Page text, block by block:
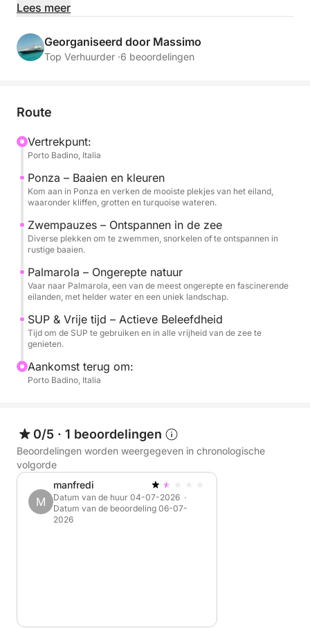
kristalhelder water en spectaculaire landschappen,
waarbij u afwisselend geniet van schilderachtige
kleuren en iconische baaien, terwijl Palmarola u zal
Gedurende de dag kunt u ontspannen aan boord of
een duik nemen in het heldere water, perfect om te
zwemmen en snorkelen. Stand-up paddleboards zijn
ook beschikbaar voor een actieve ervaring op het
water en om in alle vrijheid van elk hoekje te
genieten.
Aan boord vindt u frisdranken, water en snacks om
uw dag in een eenvoudige en aangename sfeer
De tour vindt plaats van 9:00 tot 19:00 uur en is
beschikbaar in het Italiaans en Engels.
Een ideale ervaring voor wie Ponza en Palmarola op
een authentieke manier wil ontdekken, met comfort
en vrijheid.
Lees meer
Georganiseerd door Massimo
Top Verhuurder ·6 beoordelingen
Route
Vertrekpunt:
Porto Badino, Italia
Ponza – Baaien en kleuren
Kom aan in Ponza en verken de mooiste plekjes van het eiland,
waaronder kliffen, grotten en turquoise wateren.
Zwempauzes – Ontspannen in de zee
Diverse plekken om te zwemmen, snorkelen of te ontspannen in
rustige baaien.
Palmarola – Ongerepte natuur
Vaar naar Palmarola, een van de meest ongerepte en fascinerende
eilanden, met helder water en een uniek landschap.
SUP & Vrije tijd – Actieve Beleefdheid
Tijd om de SUP te gebruiken en in alle vrijheid van de zee te
genieten.
Aankomst terug om:
Porto Badino, Italia
0/5 · 1 beoordelingen
Beoordelingen worden weergegeven in chronologische
volgorde
M
manfredi
Datum van de huur 04-07-2026 ·
Datum van de beoordeling 06-07-
2026